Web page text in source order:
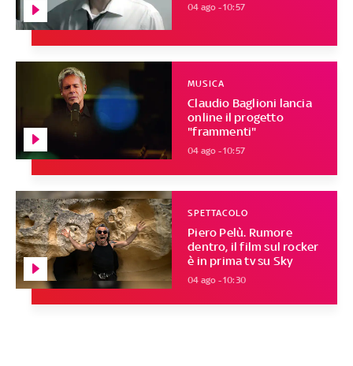
04 ago - 10:57
Claudio Baglioni lancia
online il progetto
"frammenti"
MUSICA
04 ago - 10:57
Piero Pelù. Rumore
dentro, il film sul rocker
è in prima tv su Sky
SPETTACOLO
04 ago - 10:30